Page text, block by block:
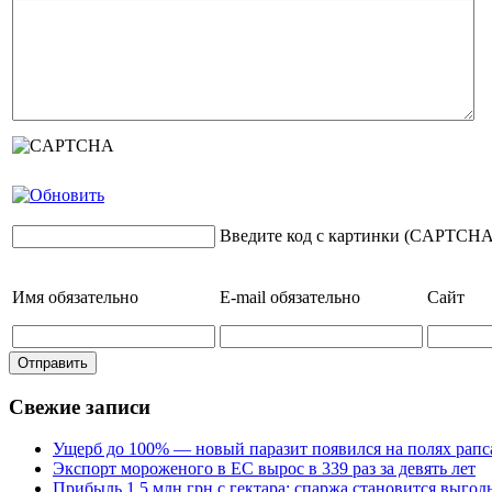
Введите код с картинки
Имя обязательно E-mail обязательно Сайт
Свежие записи
Ущерб до 100% — новый паразит появился на полях
Экспорт мороженого в ЕС вырос в 339 раз за девять лет